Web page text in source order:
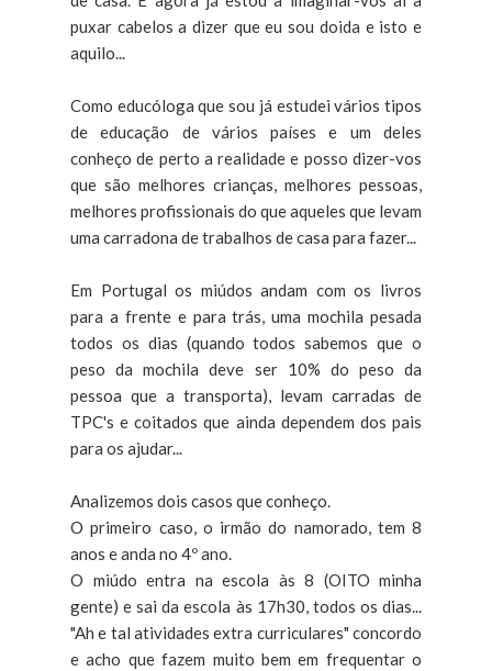
puxar cabelos a dizer que eu sou doida e isto e
aquilo...
Como educóloga que sou já estudei vários tipos
de educação de vários países e um deles
conheço de perto a realidade e posso dizer-vos
que são melhores crianças, melhores pessoas,
melhores profissionais do que aqueles que levam
uma carradona de trabalhos de casa para fazer...
Em Portugal os miúdos andam com os livros
para a frente e para trás, uma mochila pesada
todos os dias (quando todos sabemos que o
peso da mochila deve ser 10% do peso da
pessoa que a transporta), levam carradas de
TPC's e coitados que ainda dependem dos pais
para os ajudar...
Analizemos dois casos que conheço.
O primeiro caso, o irmão do namorado, tem 8
anos e anda no 4º ano.
O miúdo entra na escola às 8 (OITO minha
gente) e sai da escola às 17h30, todos os dias...
"Ah e tal atividades extra curriculares" concordo
e acho que fazem muito bem em frequentar o